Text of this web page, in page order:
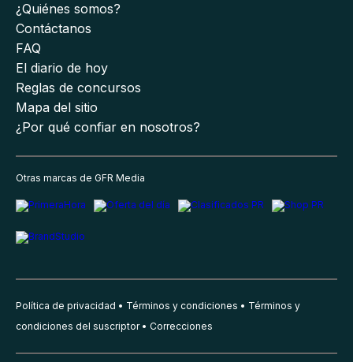
¿Quiénes somos?
Contáctanos
FAQ
El diario de hoy
Reglas de concursos
Mapa del sitio
¿Por qué confiar en nosotros?
Otras marcas de GFR Media
Política de privacidad Términos y condiciones
Términos y
condiciones del suscriptor
Correcciones